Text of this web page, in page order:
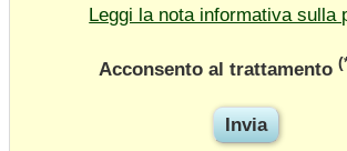
Leggi la nota informativa sulla
Acconsento al trattamento